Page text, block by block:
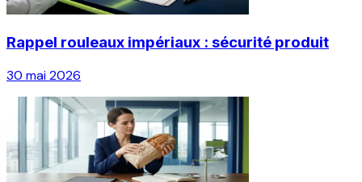
Rappel rouleaux impériaux : sécurité produit
30 mai 2026